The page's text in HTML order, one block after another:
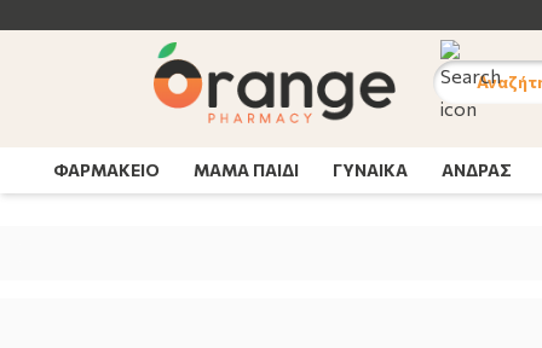
ΦΑΡΜΑΚΕΙΟ ΜΑΜΑ ΠΑΙΔΙ ΓΥΝΑΙΚΑ ΑΝΔΡΑΣ